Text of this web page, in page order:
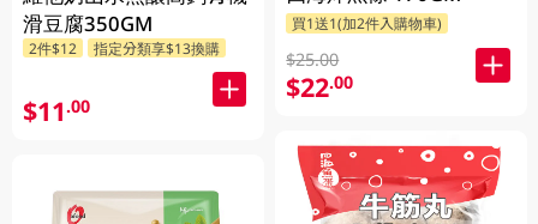
滑豆腐350GM
2件$12 指定分類享$13換購
$11.00
買1送1(加2件入購物車)
$25.00
$22.00